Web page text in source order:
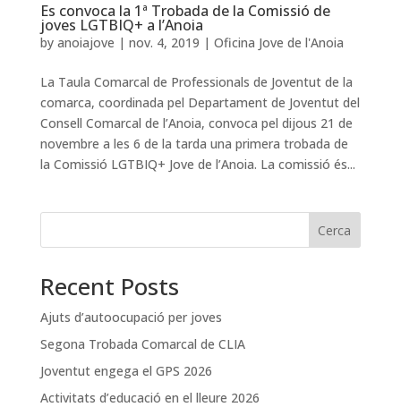
Es convoca la 1ª Trobada de la Comissió de
joves LGTBIQ+ a l’Anoia
by anoiajove | nov. 4, 2019 | Oficina Jove de l'Anoia
La Taula Comarcal de Professionals de Joventut de la
comarca, coordinada pel Departament de Joventut del
Consell Comarcal de l’Anoia, convoca pel dijous 21 de
novembre a les 6 de la tarda una primera trobada de
la Comissió LGTBIQ+ Jove de l’Anoia. La comissió és...
Cerca
Recent Posts
Ajuts d’autoocupació per joves
Segona Trobada Comarcal de CLIA
Joventut engega el GPS 2026
Activitats d’educació en el lleure 2026